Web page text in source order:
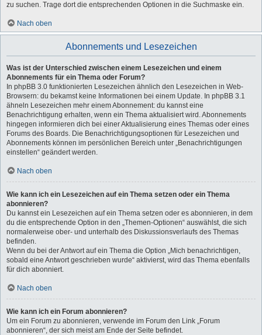
zu suchen. Trage dort die entsprechenden Optionen in die Suchmaske ein.
Nach oben
Abonnements und Lesezeichen
Was ist der Unterschied zwischen einem Lesezeichen und einem
Abonnements für ein Thema oder Forum?
In phpBB 3.0 funktionierten Lesezeichen ähnlich den Lesezeichen in Web-
Browsern: du bekamst keine Informationen bei einem Update. In phpBB 3.1
ähneln Lesezeichen mehr einem Abonnement: du kannst eine
Benachrichtigung erhalten, wenn ein Thema aktualisiert wird. Abonnements
hingegen informieren dich bei einer Aktualisierung eines Themas oder eines
Forums des Boards. Die Benachrichtigungsoptionen für Lesezeichen und
Abonnements können im persönlichen Bereich unter „Benachrichtigungen
einstellen“ geändert werden.
Nach oben
Wie kann ich ein Lesezeichen auf ein Thema setzen oder ein Thema
abonnieren?
Du kannst ein Lesezeichen auf ein Thema setzen oder es abonnieren, in dem
du die entsprechende Option in den „Themen-Optionen“ auswählst, die sich
normalerweise ober- und unterhalb des Diskussionsverlaufs des Themas
befinden.
Wenn du bei der Antwort auf ein Thema die Option „Mich benachrichtigen,
sobald eine Antwort geschrieben wurde“ aktivierst, wird das Thema ebenfalls
für dich abonniert.
Nach oben
Wie kann ich ein Forum abonnieren?
Um ein Forum zu abonnieren, verwende im Forum den Link „Forum
abonnieren“, der sich meist am Ende der Seite befindet.